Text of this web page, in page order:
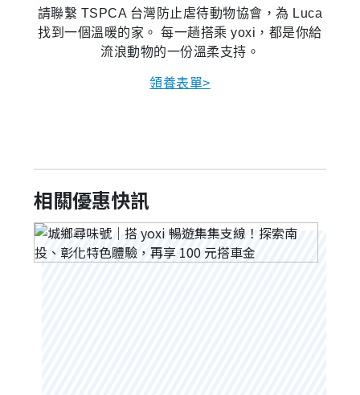
請聯繫 TSPCA 台灣防止虐待動物協會，為 Luca
找到一個溫暖的家。 每一趟搭乘 yoxi，都是你給
流浪動物的一份溫柔支持。
領養表單>
相關優惠快訊